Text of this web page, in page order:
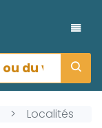
Localités